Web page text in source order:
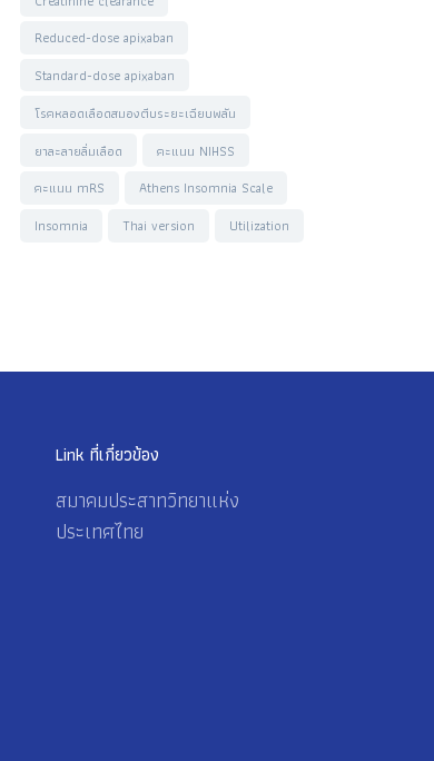
Reduced-dose apixaban
Standard-dose apixaban
โรคหลอดเลือดสมองตีบระยะเฉียบพลัน
ยาละลายลิ่มเลือด
คะแนน NIHSS
คะแนน mRS
Athens Insomnia Scale
Insomnia
Thai version Utilization
Link ที่เกี่ยวข้อง
สมาคมประสาทวิทยาแห่ง
ประเทศไทย